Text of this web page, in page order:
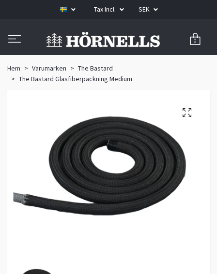
Tax Incl. SEK
0
Hem Varumärken
The Bastard
The Bastard Glasfiberpackning Medium